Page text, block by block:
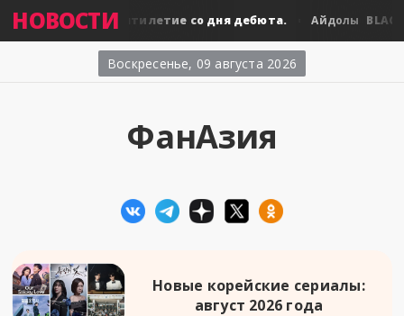
НОВОСТИ
BLACKPINK: десятилетие со дня дебюта. Айдолы
Воскресенье, 09 августа 2026
ФанАзия
Новые корейские сериалы:
август 2026 года